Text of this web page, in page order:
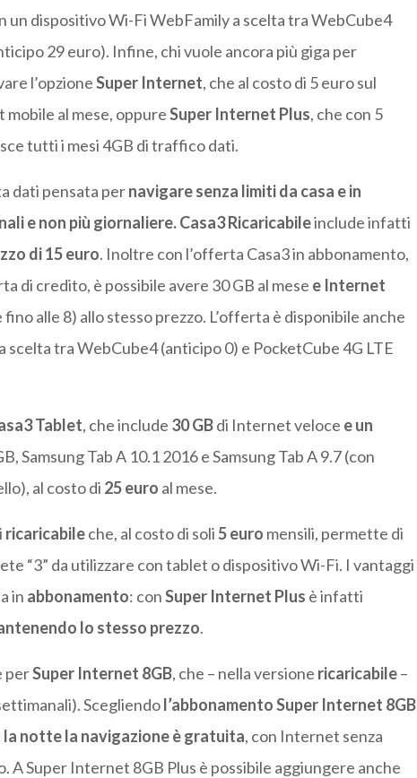
un dispositivo Wi-Fi WebFamily a scelta tra WebCube4
29 euro). Infine, chi vuole ancora più giga per
l’opzioneSuper Internet, che al costo di 5 euro sul
al mese, oppureSuper Internet Plus, che con 5
tutti i mesi 4GB di traffico dati.
dati pensata pernavigare senza limiti da casa e in
e non più giornaliere. Casa3 Ricaricabileinclude infatti
di 15 euro. Inoltre con l’offerta Casa3 in abbonamento,
di credito, è possibile avere 30 GB al mese e Internet
alle 8) allo stesso prezzo. L’offerta è disponibile anche
tra WebCube4 (anticipo 0) e PocketCube 4G LTE
Tablet, che include 30 GBdi Internet veloce e un
Samsung Tab A 10.1 2016 e Samsung Tab A 9.7 (con
al costo di 25 euro al mese.
ricaricabileche, al costo di soli5 euro mensili, permette di
“3” da utilizzare con tablet o dispositivo Wi-Fi. I vantaggi
in abbonamento: conSuper Internet Plus è infatti
lo stesso prezzo.
perSuper Internet 8GB, che – nella versione ricaricabile–
Scegliendol’abbonamentoSuper Internet 8GB
la notte la navigazione è gratuita, con Internet senza
A Super Internet 8GB Plus è possibile aggiungere anche